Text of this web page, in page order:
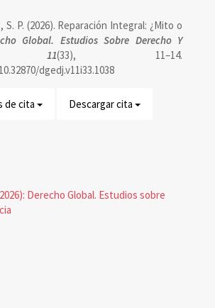
S. P. (2026). Reparación Integral: ¿Mito o
Global. Estudios Sobre Derecho Y
11(33), 11–14.
dgedj.v11i33.1038
de cita Descargar cita
Derecho Global. Estudios sobre